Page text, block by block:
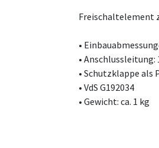
Freischaltelement
•
• Anschlussleitung:
• Schutzklappe als
• VdS G192034
• Gewicht: ca. 1 kg